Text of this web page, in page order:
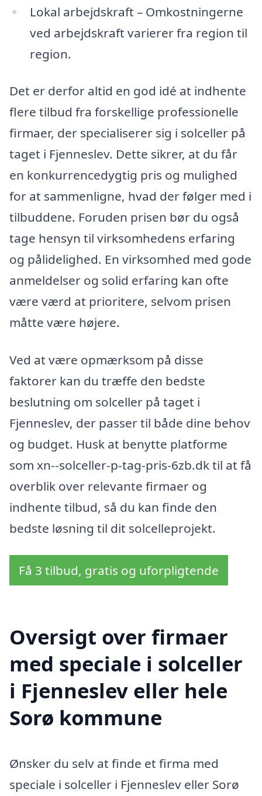
Lokal arbejdskraft – Omkostningerne
ved arbejdskraft varierer fra region til
region.
Det er derfor altid en god idé at indhente
flere tilbud fra forskellige professionelle
firmaer, der specialiserer sig i solceller på
taget i Fjenneslev. Dette sikrer, at du får
en konkurrencedygtig pris og mulighed
for at sammenligne, hvad der følger med i
tilbuddene. Foruden prisen bør du også
tage hensyn til virksomhedens erfaring
og pålidelighed. En virksomhed med gode
anmeldelser og solid erfaring kan ofte
være værd at prioritere, selvom prisen
måtte være højere.
Ved at være opmærksom på disse
faktorer kan du træffe den bedste
beslutning om solceller på taget i
Fjenneslev, der passer til både dine behov
og budget. Husk at benytte platforme
som xn--solceller-p-tag-pris-6zb.dk til at få
overblik over relevante firmaer og
indhente tilbud, så du kan finde den
bedste løsning til dit solcelleprojekt.
Få 3 tilbud, gratis og uforpligtende
Oversigt over firmaer
med speciale i solceller
i Fjenneslev eller hele
Sorø kommune
Ønsker du selv at finde et firma med
speciale i solceller i Fjenneslev eller Sorø